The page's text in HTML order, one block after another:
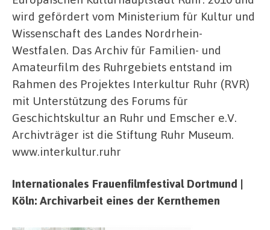
wird gefördert vom Ministerium für Kultur und
Wissenschaft des Landes Nordrhein-
Westfalen. Das Archiv für Familien- und
Amateurfilm des Ruhrgebiets entstand im
Rahmen des Projektes Interkultur Ruhr (RVR)
mit Unterstützung des Forums für
Geschichtskultur an Ruhr und Emscher e.V.
Archivträger ist die Stiftung Ruhr Museum.
www.interkultur.ruhr
Internationales Frauenfilmfestival Dortmund |
Köln: Archivarbeit eines der Kernthemen